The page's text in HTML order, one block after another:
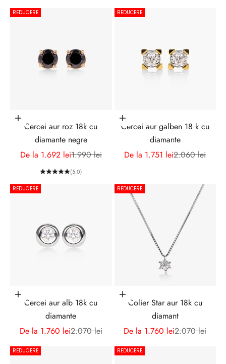
REDUCERE
Alege opțiunile
Cercei aur roz 18k cu
diamante negre
Preț redus
De la 1.692 leiPreț normal
1.990 lei
(5.0)
REDUCERE
Alege opțiunile
Cercei aur galben 18 k cu
diamante
Preț redus
De la 1.751 leiPreț normal
2.060 lei
REDUCERE
Alege opțiunile
Cercei aur alb 18k cu
diamante
Preț redus
De la 1.760 leiPreț normal
2.070 lei
REDUCERE
Alege opțiunile
Colier Star aur 18k cu
diamant
Preț redus
De la 1.760 leiPreț normal
2.070 lei
REDUCERE REDUCERE